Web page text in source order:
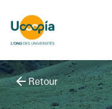
Retour